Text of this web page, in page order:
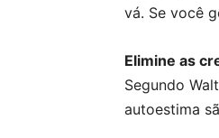
vá. Se você
Elimine as
Segundo
autoestima